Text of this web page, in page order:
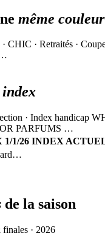
même couleur
CHIC · Retraités ·
· Index handicap
PARFUMS …
1/1/26 INDEX
de la saison
· 2026